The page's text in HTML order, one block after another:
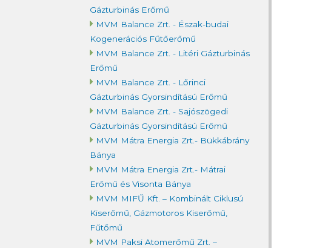
Gázturbinás Erőmű
MVM Balance Zrt. - Észak-budai
Kogenerációs Fűtőerőmű
MVM Balance Zrt. - Litéri Gázturbinás
Erőmű
MVM Balance Zrt. - Lőrinci
Gázturbinás Gyorsindítású Erőmű
MVM Balance Zrt. - Sajószögedi
Gázturbinás Gyorsindítású Erőmű
MVM Mátra Energia Zrt.- Bükkábrány
Bánya
MVM Mátra Energia Zrt.- Mátrai
Erőmű és Visonta Bánya
MVM MIFŰ Kft. – Kombinált Ciklusú
Kiserőmű, Gázmotoros Kiserőmű,
Fűtőmű
MVM Paksi Atomerőmű Zrt. –